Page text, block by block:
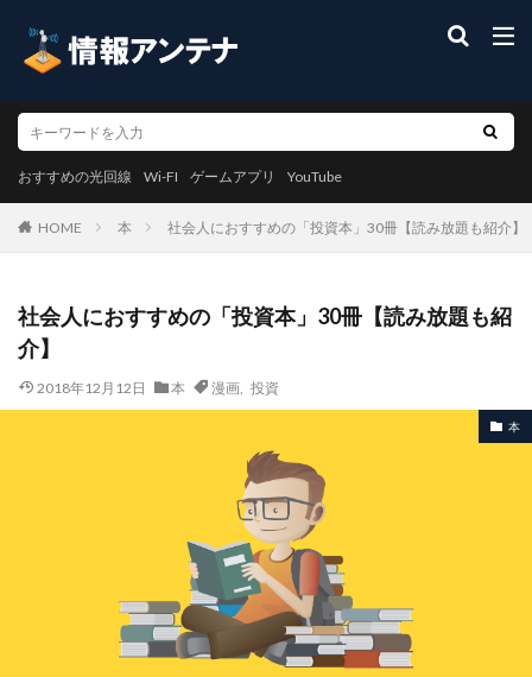
おすすめの光回線 Wi-FI ゲームアプリ YouTube
HOME 本 社会人におすすめの「投資本」30冊【読み放題も紹介】
社会人におすすめの「投資本」30冊【読み放題も紹
介】
2018年12月12日 本 漫画, 投資
本